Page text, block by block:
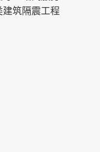
建筑隔震工程